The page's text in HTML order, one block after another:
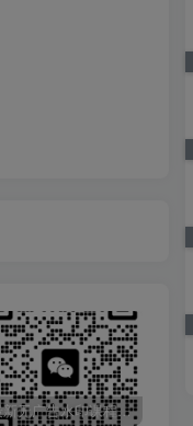
最新无广告水印课程资源 长期更新